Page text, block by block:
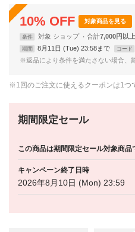
10% OFF 対象商品を見る
条件 対象 ショップ 合計7,000円以上
期間 8月11日 (Tue) 23:58まで コード
※返品により条件を満たさない場合、
※1回のご注文に使えるクーポンは1つ
期間限定セール
この商品は期間限定セール対象商品
キャンペーン終了日時
2026年8月10日 (Mon) 23:59